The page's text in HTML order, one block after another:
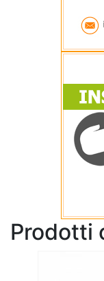
Prodotti